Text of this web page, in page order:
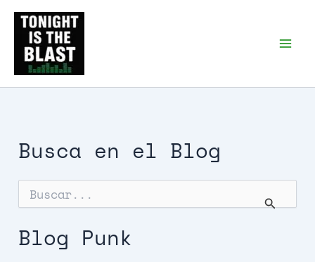
contenido
Busca en el Blog
c
a
Blog Punk